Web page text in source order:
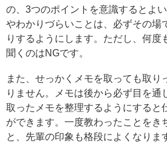
の、3つのポイントを意識するとよ
やわかりづらいことは、必ずその場
りするようにします。ただし、何度
聞くのはNGです。
また、せっかくメモを取っても取り
りません。メモは後から必ず目を通
取ったメモを整理するようにすると
ができます。一度教わったことをき
と、先輩の印象も格段によくなりま